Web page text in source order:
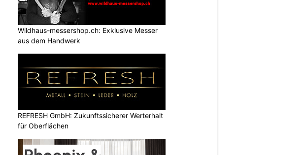
Wildhaus-messershop.ch: Exklusive Messer
aus dem Handwerk
REFRESH GmbH: Zukunftssicherer Werterhalt
für Oberflächen